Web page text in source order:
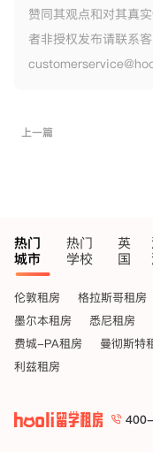
赞同其观点和对其真
者非授权发布请联系
上一篇
热门
城市
热门
学校
英
国
伦敦租房 格拉斯哥租房
墨尔本租房
悉尼租房
费城-PA租房
曼彻斯特
利兹租房